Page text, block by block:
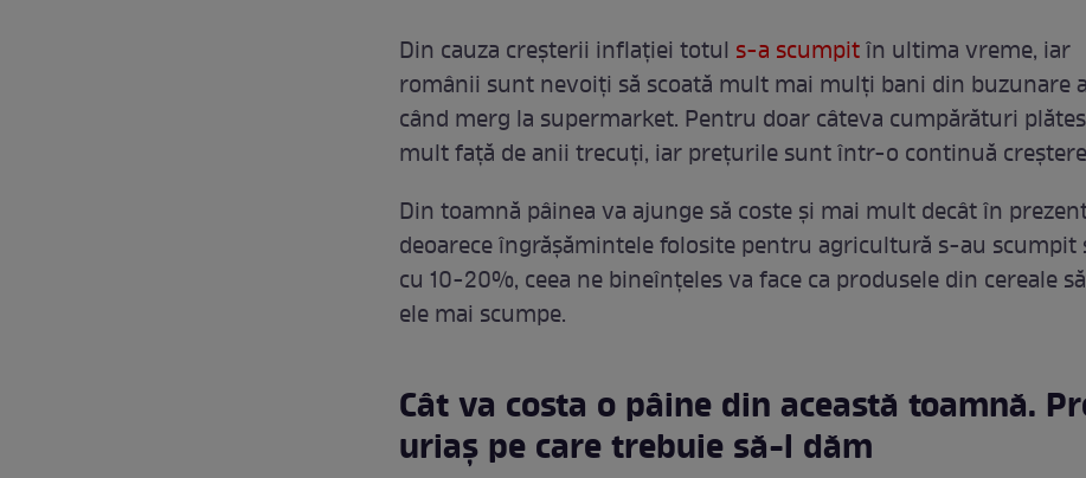
Din cauza creșterii inflației totul s-a scumpitîn ultima vreme, iar
românii sunt nevoiți să scoată mult mai mulți bani din buzunare
când merg la supermarket. Pentru doar câteva cumpărături
mult față de anii trecuți, iar prețurile sunt într-o continuă
Din toamnă pâinea va ajunge să coste și mai mult decât în
deoarece îngrășămintele folosite pentru agricultură s-au scumpit
cu 10-20%, ceea ne bineînțeles va face ca produsele din cereale
ele mai scumpe.
Cât va costa o pâine din această toamnă.
uriaș pe care trebuie să-l dăm